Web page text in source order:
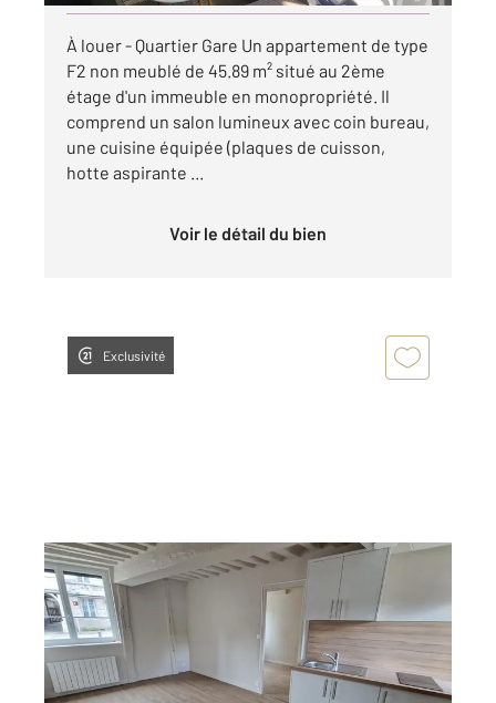
À louer - Quartier Gare Un appartement de type
F2 non meublé de 45.89 m² situé au 2ème
étage d'un immeuble en monopropriété. Il
comprend un salon lumineux avec coin bureau,
une cuisine équipée (plaques de cuisson,
hotte aspirante ...
Voir le détail du bien
Exclusivité
ROUEN 76
26,46 m2, 2 pièces
Ref : 8263
Appartement F2 à louer
508 €